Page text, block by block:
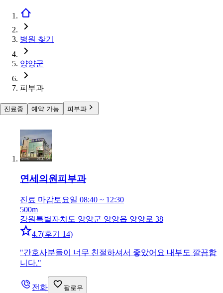
병원 찾기
양양군
피부과
진료중 예약 가능 피부과
연세의원피부과
진료 마감토요일 08:40 ~ 12:30
500m
강원특별자치도 양양군 양양읍 양양로 38
4.7(후기 14)
"간호사분들이 너무 친절하셔서 좋았어요 내부도 깔끔합
니다."
전화 팔로우